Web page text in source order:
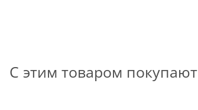
С этим товаром покупают